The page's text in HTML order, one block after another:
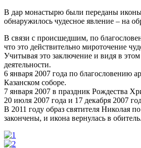
В дар монастырю были переданы иконы,
обнаружилось чудесное явление – на
В связи с происшедшим, по
что это действительно мироточение
Учитывая это заключение и видя в
деятельности.
6 января 2007 года по благословению
Казанском соборе.
7 января 2007 в праздник Рождества
20 июля 2007 года и 17 декабря 2007
В 2011 году образ святителя Николая
закончены, и икона вернулась в обитель.